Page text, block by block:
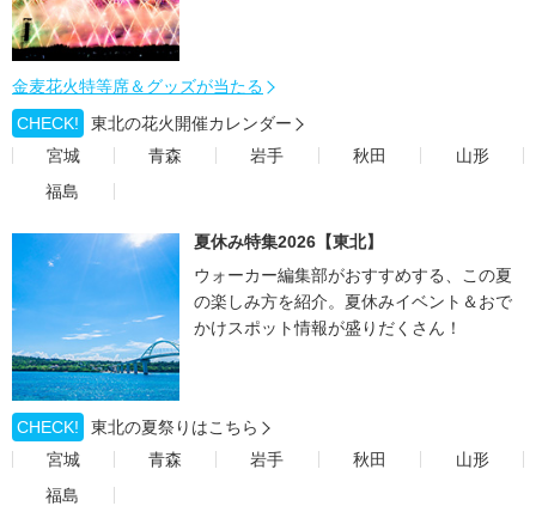
金麦花火特等席＆グッズが当たる
CHECK!
東北の花火開催カレンダー
宮城
青森 岩手 秋田
山形
福島
夏休み特集2026【東北】
ウォーカー編集部がおすすめする、この夏
の楽しみ方を紹介。夏休みイベント＆おで
かけスポット情報が盛りだくさん！
CHECK!
東北の夏祭りはこちら
宮城
青森 岩手 秋田
山形
福島